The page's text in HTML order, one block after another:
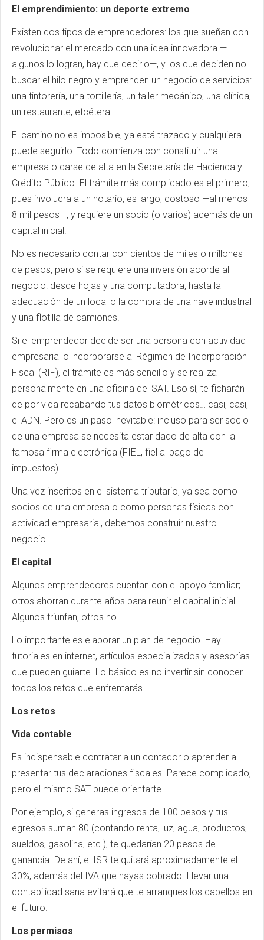
El emprendimiento: un deporte extremo
Existen dos tipos de emprendedores: los que sueñan con
revolucionar el mercado con una idea innovadora —
algunos lo logran, hay que decirlo—, y los que deciden no
buscar el hilo negro y emprenden un negocio de servicios:
una tintorería, una tortillería, un taller mecánico, una clínica,
un restaurante, etcétera.
El camino no es imposible, ya está trazado y cualquiera
puede seguirlo. Todo comienza con constituir una
empresa o darse de alta en la Secretaría de Hacienda y
Crédito Público. El trámite más complicado es el primero,
pues involucra a un notario, es largo, costoso —al menos
8 mil pesos—, y requiere un socio (o varios) además de un
capital inicial.
No es necesario contar con cientos de miles o millones
de pesos, pero sí se requiere una inversión acorde al
negocio: desde hojas y una computadora, hasta la
adecuación de un local o la compra de una nave industrial
y una flotilla de camiones.
Si el emprendedor decide ser una persona con actividad
empresarial o incorporarse al Régimen de Incorporación
Fiscal (RIF), el trámite es más sencillo y se realiza
personalmente en una oficina del SAT. Eso sí, te ficharán
de por vida recabando tus datos biométricos… casi, casi,
el ADN. Pero es un paso inevitable: incluso para ser socio
de una empresa se necesita estar dado de alta con la
famosa firma electrónica (FIEL, fiel al pago de
impuestos).
Una vez inscritos en el sistema tributario, ya sea como
socios de una empresa o como personas físicas con
actividad empresarial, debemos construir nuestro
negocio.
El capital
Algunos emprendedores cuentan con el apoyo familiar;
otros ahorran durante años para reunir el capital inicial.
Algunos triunfan, otros no.
Lo importante es elaborar un plan de negocio. Hay
tutoriales en internet, artículos especializados y asesorías
que pueden guiarte. Lo básico es no invertir sin conocer
todos los retos que enfrentarás.
Los retos
Vida contable
Es indispensable contratar a un contador o aprender a
presentar tus declaraciones fiscales. Parece complicado,
pero el mismo SAT puede orientarte.
Por ejemplo, si generas ingresos de 100 pesos y tus
egresos suman 80 (contando renta, luz, agua, productos,
sueldos, gasolina, etc.), te quedarían 20 pesos de
ganancia. De ahí, el ISR te quitará aproximadamente el
30%, además del IVA que hayas cobrado. Llevar una
contabilidad sana evitará que te arranques los cabellos en
el futuro.
Los permisos